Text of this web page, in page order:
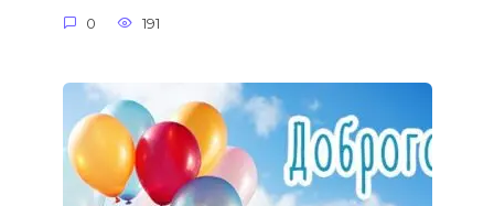
0 191